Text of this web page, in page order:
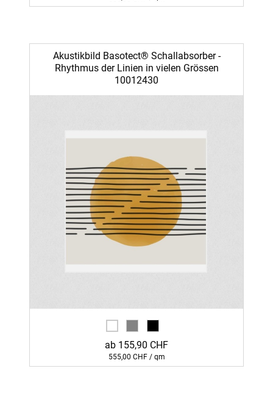
Akustikbild Basotect® Schallabsorber -
Rhythmus der Linien in vielen Grössen
10012430
ab 155,90 CHF
555,00 CHF / qm